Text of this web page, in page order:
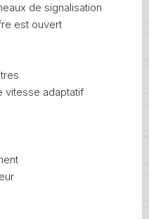
de signalisation
est ouvert
vitesse adaptatif